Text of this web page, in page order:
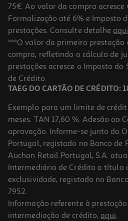
75€. Ao valor da compra acresce
Formalização até 6% e Imposto
prestações. Consulte detalhe aqui
***O valor da primeira prestação
compra, refletindo o cálculo de
prestações acresce o Imposto
de Crédito.
TAEG DO CARTÃO DE CRÉDITO:
Exemplo para um limite de
meses. TAN 17,60 %. Adesão ao
aprovação. Informe-se junto do
Portugal, registado no Banco de
Auchan Retail Portugal, S.A.
Intermediário de Crédito a título
exclusividade, registado no
7952.
Informação referente à
intermediação de crédito, aqui.